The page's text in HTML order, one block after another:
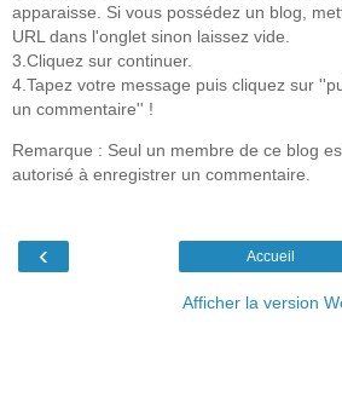
apparaisse. Si vous possédez un blog,
URL dans l'onglet sinon laissez vide.
3.Cliquez sur continuer.
4.Tapez votre message puis cliquez sur
un commentaire'' !
Remarque : Seul un membre de ce blog
autorisé à enregistrer un commentaire.
‹ Accueil
Afficher la version